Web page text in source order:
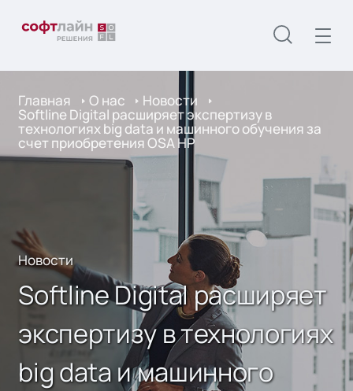
Главная О нас Новости
Softline Digital расширяет экспертизу в
технологиях big data и машинного обучения за
счет приобретения OSA HP
Новости
Softline Digital расширяет
экспертизу в технологиях
big data и машинного